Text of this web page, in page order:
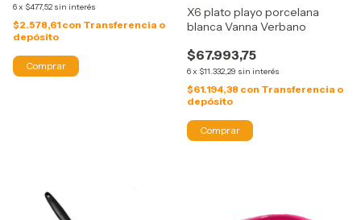
6x $477,52 sin interés
$2.578,61 con Transferencia o
depósito
X6 plato playo porcelana
blanca Vanna Verbano
$67.993,75
6x $11.332,29 sin interés
$61.194,38 con Transferencia o
depósito